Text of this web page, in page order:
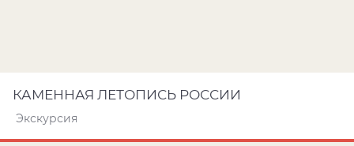
КАМЕННАЯ ЛЕТОПИСЬ РОССИИ
Экскурсия